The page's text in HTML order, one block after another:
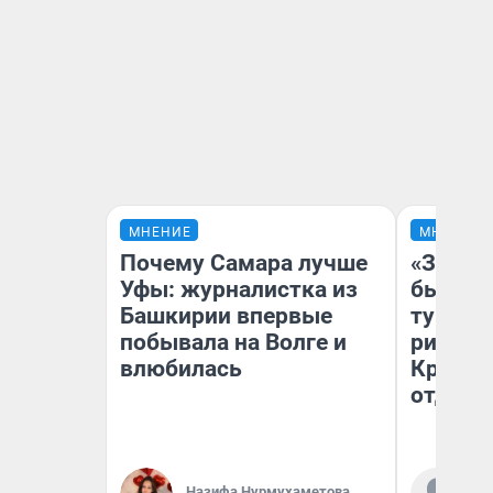
МНЕНИЕ
Почему Самара лучше
Уфы: журналистка из
Башкирии впервые
побывала на Волге и
влюбилась
МНЕНИЕ
«За
были
Крым —